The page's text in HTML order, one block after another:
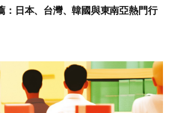
：日本、台灣、韓國與東南亞熱門行